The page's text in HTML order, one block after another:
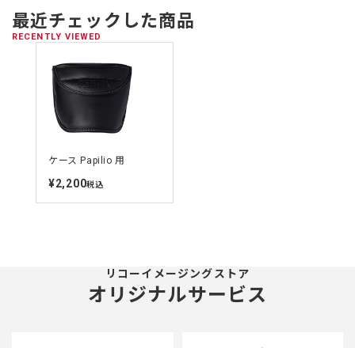
最近チェックした商品
RECENTLY VIEWED
ケース Papilio 用
定
¥2,200税込
リコーイメージングストア
オリジナルサービス